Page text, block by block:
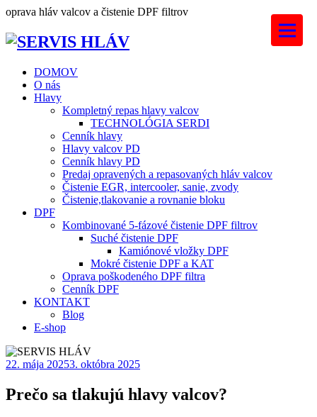
Skip
content
oprava hláv valcov a čistenie DPF filtrov
DOMOV
O nás
Hlavy
Kompletný repas hlavy valcov
TECHNOLÓGIA SERDI
Cenník hlavy
Hlavy valcov PD
Cenník hlavy PD
Predaj opravených a repasovaných hláv valcov
Čistenie EGR, intercooler, sanie, zvody
Čistenie,tlakovanie a rovnanie bloku
DPF
Kombinované 5-fázové čistenie DPF filtrov
Suché čistenie DPF
Kamiónové vložky DPF
Mokré čistenie DPF a KAT
Oprava poškodeného DPF filtra
Cenník DPF
KONTAKT
Blog
E-shop
22. mája 20253. októbra 2025
Prečo sa tlakujú hlavy valcov?